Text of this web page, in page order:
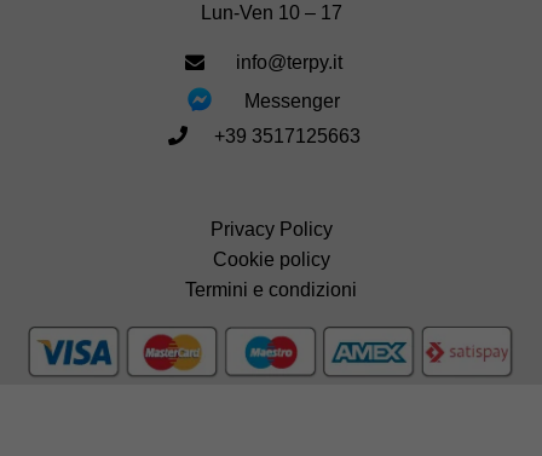
Lun-Ven 10 – 17
info@terpy.it
Messenger
+39 3517125663
Privacy Policy
Cookie policy
Termini e condizioni